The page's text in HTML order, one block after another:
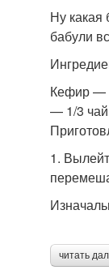
Ну какая
бабули
Кефир —
— 1/3
1.
читать